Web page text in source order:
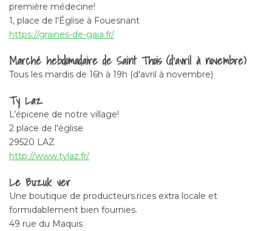
Adresse:
Une boutique de producteurs.rices extra locale et
formidablement bien fournies.
49 rue du Maquis
29510 Briec
https://lebuzukver.fr/
Marché hebdomadaire de Saint Thois (d’avril à
novembre)
Adresse:
Tous les mardis de 16h à 19h (d'avril à novembre)
Ty Laz
Adresse:
L’épicerie de notre village!
2 place de l'église
29520 LAZ
première médecine!
1, place de l'Église à Fouesnant
https://graines-de-gaia.fr/
Marché hebdomadaire de Saint Thois (d’avril à novembre)
Tous les mardis de 16h à 19h (d'avril à novembre)
Ty Laz
L’épicerie de notre village!
2 place de l'église
29520 LAZ
http://www.tylaz.fr/
Le Buzuk ver
Une boutique de producteurs.rices extra locale et
formidablement bien fournies.
49 rue du Maquis